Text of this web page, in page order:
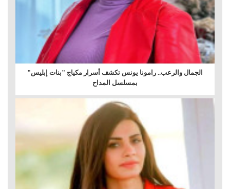
الجمال والرعب.. رامونا يونس تكشف أسرار مكياج "بنات إبليس"
بمسلسل المداح